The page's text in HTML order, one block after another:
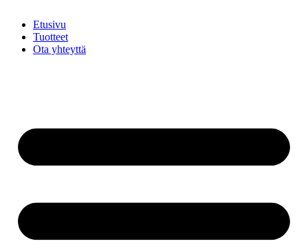
Etusivu
Tuotteet
Ota yhteyttä